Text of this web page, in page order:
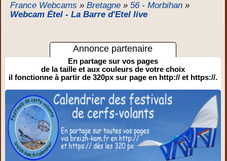
France Webcams »Bretagne »56 - Morbihan »
Webcam Étel - La Barre d'Etel live
Annonce partenaire
En partage sur vos pages
de la taille et aux couleurs de votre choix
il fonctionne à partir de 320px sur page en http:// et https://.